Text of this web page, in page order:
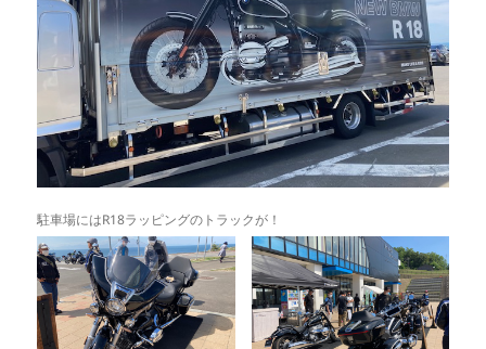
駐車場にはR18ラッピングのトラックが！